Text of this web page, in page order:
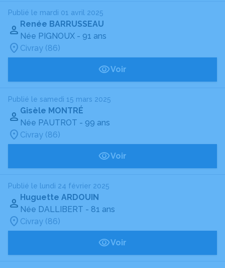
Publié le mardi 01 avril 2025
Renée BARRUSSEAU
Née PIGNOUX - 91 ans
Civray (86)
Voir
Publié le samedi 15 mars 2025
Gisèle MONTRÉ
Née PAUTROT - 99 ans
Civray (86)
Voir
Publié le lundi 24 février 2025
Huguette ARDOUIN
Née DALLIBERT - 81 ans
Civray (86)
Voir